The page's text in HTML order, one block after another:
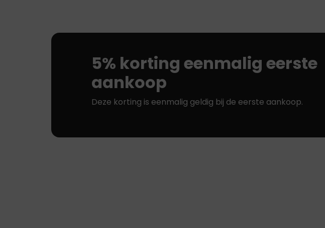
5% korting eenmalig eerste
aankoop
Deze korting is eenmalig geldig bij de eerste aankoop.